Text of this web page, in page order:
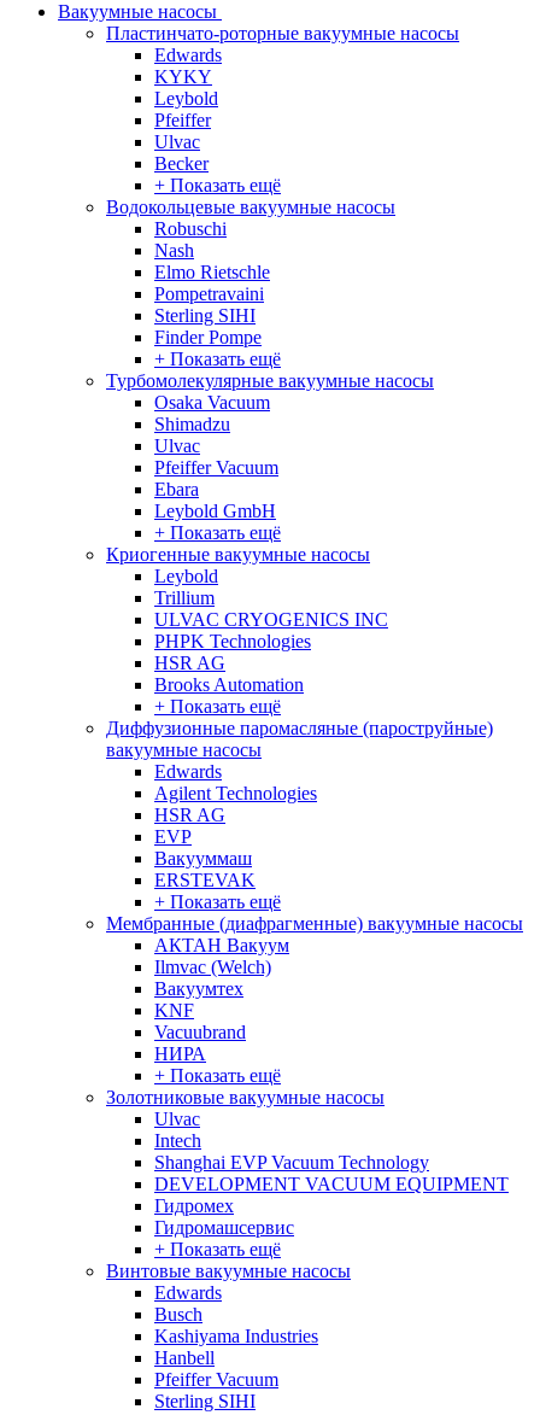
Вакуумные насосы
Пластинчато-роторные вакуумные насосы
Edwards
KYKY
Leybold
Pfeiffer
Ulvac
Becker
+ Показать ещё
Водокольцевые вакуумные насосы
Robuschi
Nash
Elmo Rietschle
Pompetravaini
Sterling SIHI
Finder Pompe
+ Показать ещё
Турбомолекулярные вакуумные насосы
Osaka Vacuum
Shimadzu
Ulvac
Pfeiffer Vacuum
Ebara
Leybold GmbH
+ Показать ещё
Криогенные вакуумные насосы
Leybold
Trillium
ULVAC CRYOGENICS INC
PHPK Technologies
HSR AG
Brooks Automation
+ Показать ещё
Диффузионные паромасляные (пароструйные)
вакуумные насосы
Edwards
Agilent Technologies
HSR AG
EVP
Вакууммаш
ERSTEVAK
+ Показать ещё
Мембранные (диафрагменные) вакуумные насосы
АКТАН Вакуум
Ilmvac (Welch)
Вакуумтех
KNF
Vacuubrand
НИРА
+ Показать ещё
Золотниковые вакуумные насосы
Ulvac
Intech
Shanghai EVP Vacuum Technology
DEVELOPMENT VACUUM EQUIPMENT
Гидромех
Гидромашсервис
+ Показать ещё
Винтовые вакуумные насосы
Edwards
Busch
Kashiyama Industries
Hanbell
Pfeiffer Vacuum
Sterling SIHI